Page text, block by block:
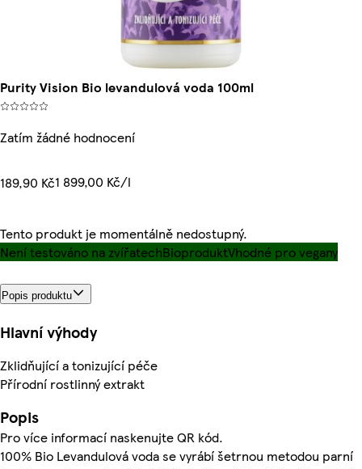
Purity Vision Bio levandulová voda 100ml
Zatím žádné hodnocení
189,90 Kč1 899,00 Kč/l
Tento produkt je momentálně nedostupný.
Není testováno na zvířatechBioproduktVhodné pro vegany
Popis produktu
Hlavní výhody
Zklidňující a tonizující péče
Přírodní rostlinný extrakt
Popis
Pro více informací naskenujte QR kód.
100% Bio Levandulová voda se vyrábí šetrnou metodou parní